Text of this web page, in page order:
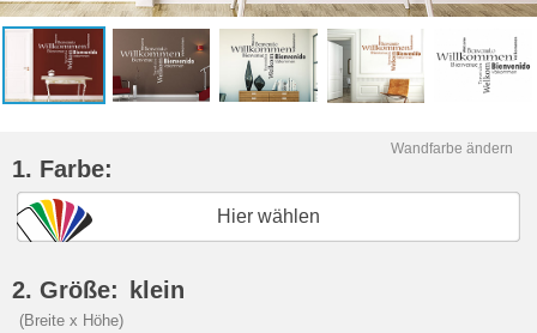
Wandfarbe ändern
1. Farbe:
Hier wählen
2. Größe: klein
(Breite x Höhe)